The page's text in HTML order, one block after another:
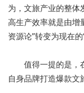
为，文旅产业的整体
高生产效率就是由增
资源论”转变为现在的
值得一提的是，
自身品牌打造爆款文